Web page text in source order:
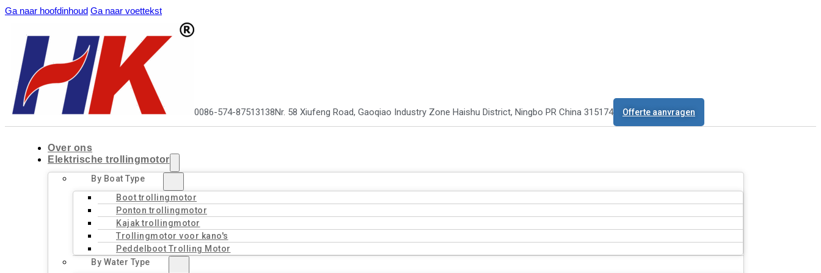
Ga naar hoofdinhoud Ga naar voettekst
0086-574-87513138Nr. 58 Xiufeng Road, Gaoqiao Industry Zone Haishu District, Ningbo PR China 315174 Offerte aanvragen
Over ons
Elektrische trollingmotor
By Boat Type
Boot trollingmotor
Ponton trollingmotor
Kajak trollingmotor
Trollingmotor voor kano's
Peddelboot Trolling Motor
By Water Type